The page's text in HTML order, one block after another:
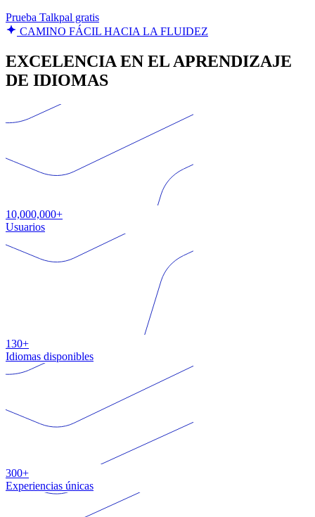
Prueba Talkpal gratis
CAMINO FÁCIL HACIA LA FLUIDEZ
EXCELENCIA EN EL APRENDIZAJE
DE IDIOMAS
10,000,000+
Usuarios
130+
Idiomas disponibles
300+
Experiencias únicas